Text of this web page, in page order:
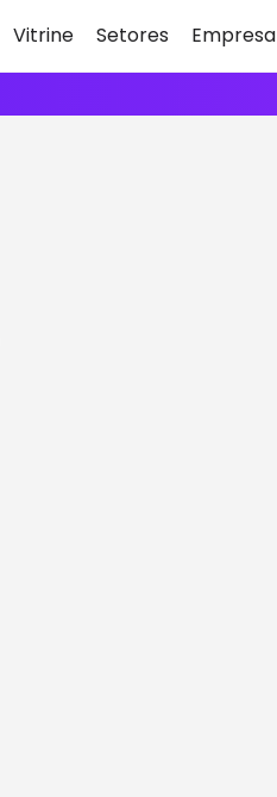
Vitrine Setores Empresa